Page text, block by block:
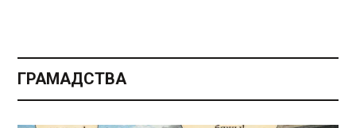
ГРАМАДСТВА